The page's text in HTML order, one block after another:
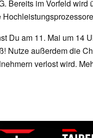
Bereits im Vorfeld
Du am 11. Mai um 14
Nutze außerdem die
verlost wird.